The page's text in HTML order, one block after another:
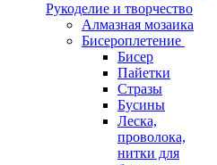
Рукоделие и творчество
Алмазная мозаика
Бисероплетение
Бисер
Пайетки
Стразы
Бусины
Леска,
проволока,
нитки для